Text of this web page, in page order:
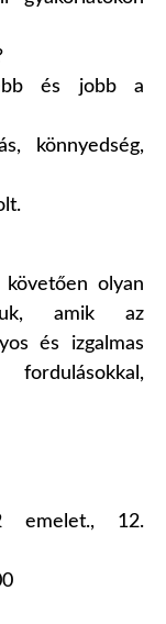
és jobb a
könnyedség,
követően olyan
amik az
és izgalmas
12.